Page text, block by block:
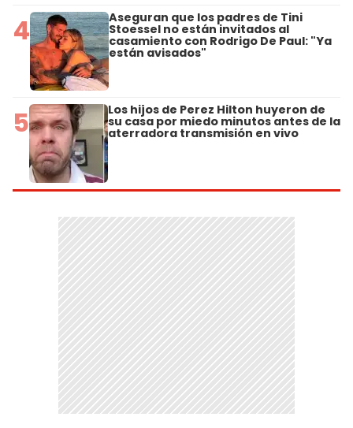
4 Aseguran que los padres de Tini
Stoessel no están invitados al
casamiento con Rodrigo De Paul: "Ya
están avisados"
5 Los hijos de Perez Hilton huyeron de
su casa por miedo minutos antes de la
aterradora transmisión en vivo